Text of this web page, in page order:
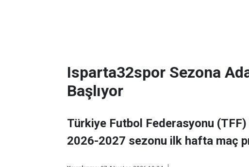
Isparta32spor Sezona
Başlıyor
Türkiye Futbol Federasyonu
2026-2027 sezonu ilk hafta maç